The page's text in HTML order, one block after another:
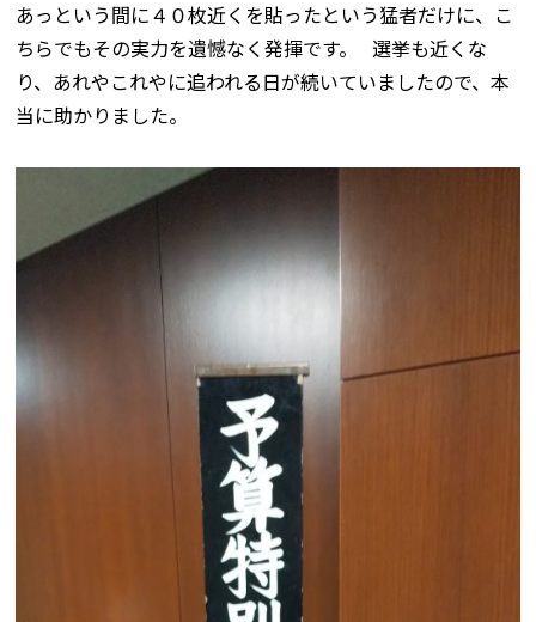
あっという間に４０枚近くを貼ったという猛者だけに、こ
ちらでもその実力を遺憾なく発揮です。 選挙も近くな
り、あれやこれやに追われる日が続いていましたので、本
当に助かりました。